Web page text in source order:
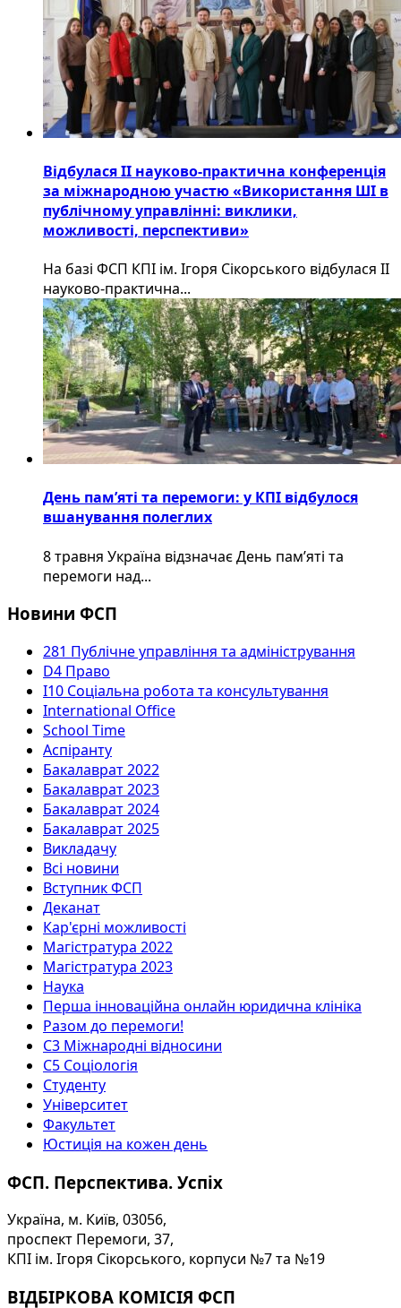
Відбулася ІІ науково-практична конференція
за міжнародною участю «Використання ШІ в
публічному управлінні: виклики,
можливості, перспективи»
На базі ФСП КПІ ім. Ігоря Сікорського відбулася ІІ
науково-практична...
День пам’яті та перемоги: у КПІ відбулося
вшанування полеглих
8 травня Україна відзначає День пам’яті та
перемоги над...
Новини ФСП
281 Публічне управління та адміністрування
D4 Право
I10 Соціальна робота та консультування
International Office
School Time
Аспіранту
Бакалаврат 2022
Бакалаврат 2023
Бакалаврат 2024
Бакалаврат 2025
Викладачу
Всі новини
Вступник ФСП
Деканат
Кар'єрні можливості
Магістратура 2022
Магістратура 2023
Наука
Перша інноваційна онлайн юридична клініка
Разом до перемоги!
С3 Міжнародні відносини
С5 Соціологія
Студенту
Університет
Факультет
Юстиція на кожен день
ФСП. Перспектива. Успіх
Україна, м. Київ, 03056,
проспект Перемоги, 37,
КПІ ім. Ігоря Сікорського, корпуси №7 та №19
ВІДБІРКОВА КОМІСІЯ ФСП